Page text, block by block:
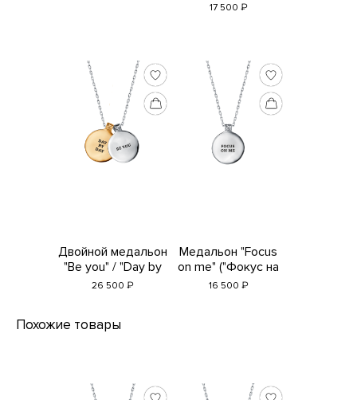
17 500 ₽
Двойной медальон
"Be you" / "Day by
Day" ("Быть собой"
26 500 ₽
Медальон "Focus
on me" ("Фокус на
себя") 65 см
16 500 ₽
Похожие товары